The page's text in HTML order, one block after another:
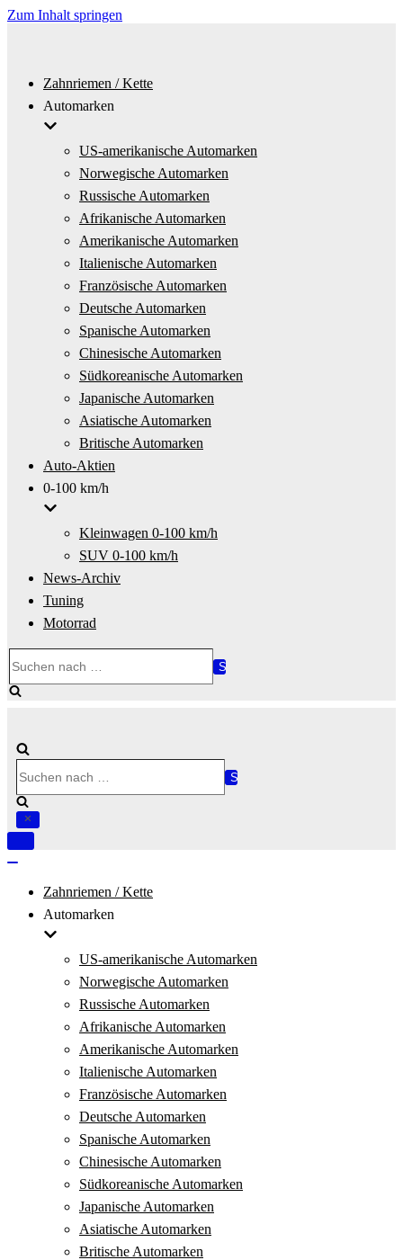
Zum Inhalt springen
Zahnriemen / Kette
Automarken
US-amerikanische Automarken
Norwegische Automarken
Russische Automarken
Afrikanische Automarken
Amerikanische Automarken
Italienische Automarken
Französische Automarken
Deutsche Automarken
Spanische Automarken
Chinesische Automarken
Südkoreanische Automarken
Japanische Automarken
Asiatische Automarken
Britische Automarken
Auto-Aktien
0-100 km/h
Kleinwagen 0-100 km/h
SUV 0-100 km/h
News-Archiv
Tuning
Motorrad
nach …
nach …
Navigation
Zahnriemen / Kette
Automarken
US-amerikanische Automarken
Norwegische Automarken
Russische Automarken
Afrikanische Automarken
Amerikanische Automarken
Italienische Automarken
Französische Automarken
Deutsche Automarken
Spanische Automarken
Chinesische Automarken
Südkoreanische Automarken
Japanische Automarken
Asiatische Automarken
Britische Automarken